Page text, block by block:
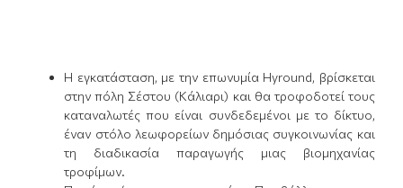
Η εγκατάσταση, με την επωνυμία Hyround, βρίσκεται
στην πόλη Σέστου (Κάλιαρι) και θα τροφοδοτεί τους
καταναλωτές που είναι συνδεδεμένοι με το δίκτυο,
έναν στόλο λεωφορείων δημόσιας συγκοινωνίας και
τη διαδικασία παραγωγής μιας βιομηχανίας
τροφίμων.